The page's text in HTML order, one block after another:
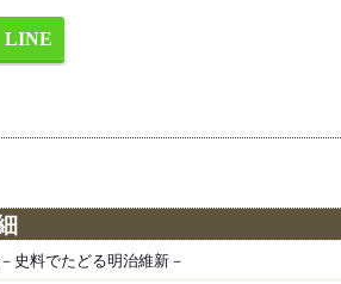
LINE
史料でたどる明治維新－